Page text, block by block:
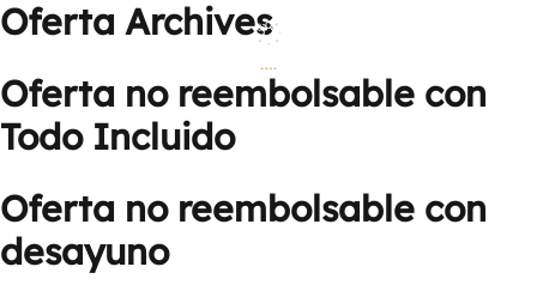
Skip to content
Oferta Archives
Oferta no reembolsable con
Todo Incluido
Oferta no reembolsable con
desayuno